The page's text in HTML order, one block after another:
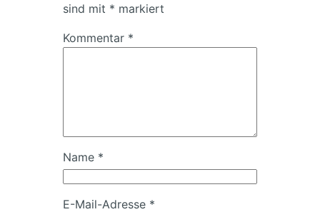
sind mit * markiert
Kommentar *
Name *
E-Mail-Adresse *